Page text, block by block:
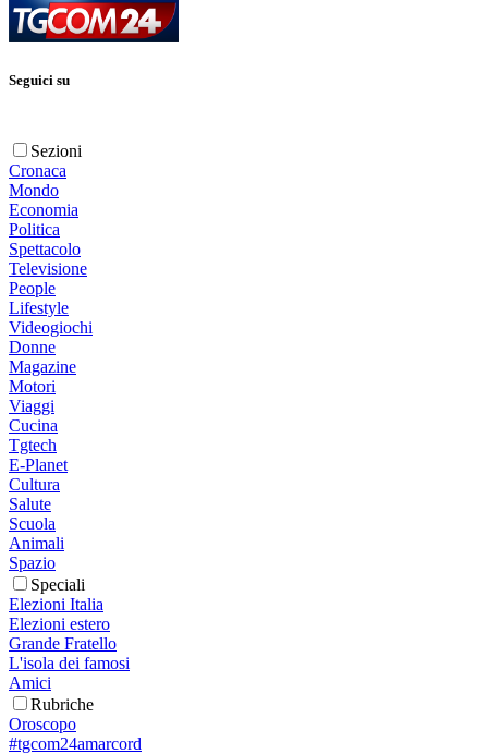
Seguici su
Sezioni
Cronaca
Mondo
Economia
Politica
Spettacolo
Televisione
People
Lifestyle
Videogiochi
Donne
Magazine
Motori
Viaggi
Cucina
Tgtech
E-Planet
Cultura
Salute
Scuola
Animali
Spazio
Speciali
Elezioni Italia
Elezioni estero
Grande Fratello
L'isola dei famosi
Amici
Rubriche
Oroscopo
#tgcom24amarcord